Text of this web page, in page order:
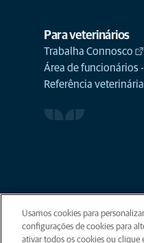
Para veterinários
Trabalha Connosco
Área de funcionários
Referência veterinária
Usamos cookies para
configurações de cookies para
ativar todos os cookies ou clique